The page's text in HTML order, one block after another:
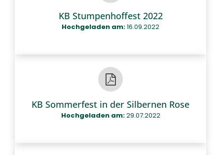
KB Stumpenhoffest 2022
Hochgeladen am:16.09.2022
KB Sommerfest in der Silbernen Rose
Hochgeladen am:29.07.2022